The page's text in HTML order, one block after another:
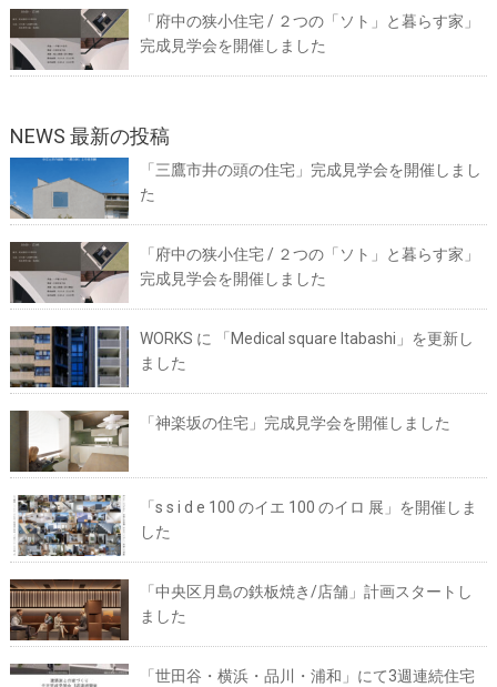
「府中の狭小住宅 / ２つの「ソト」と暮らす家」
完成見学会を開催しました
NEWS 最新の投稿
「三鷹市井の頭の住宅」完成見学会を開催しまし
た
「府中の狭小住宅 / ２つの「ソト」と暮らす家」
完成見学会を開催しました
WORKS に 「Medical square Itabashi」を更新し
ました
「神楽坂の住宅」完成見学会を開催しました
「s s i d e 100 のイエ 100 のイロ 展」を開催しま
した
「中央区月島の鉄板焼き/店舗」計画スタートし
ました
「世田谷・横浜・品川・浦和」にて3週連続住宅